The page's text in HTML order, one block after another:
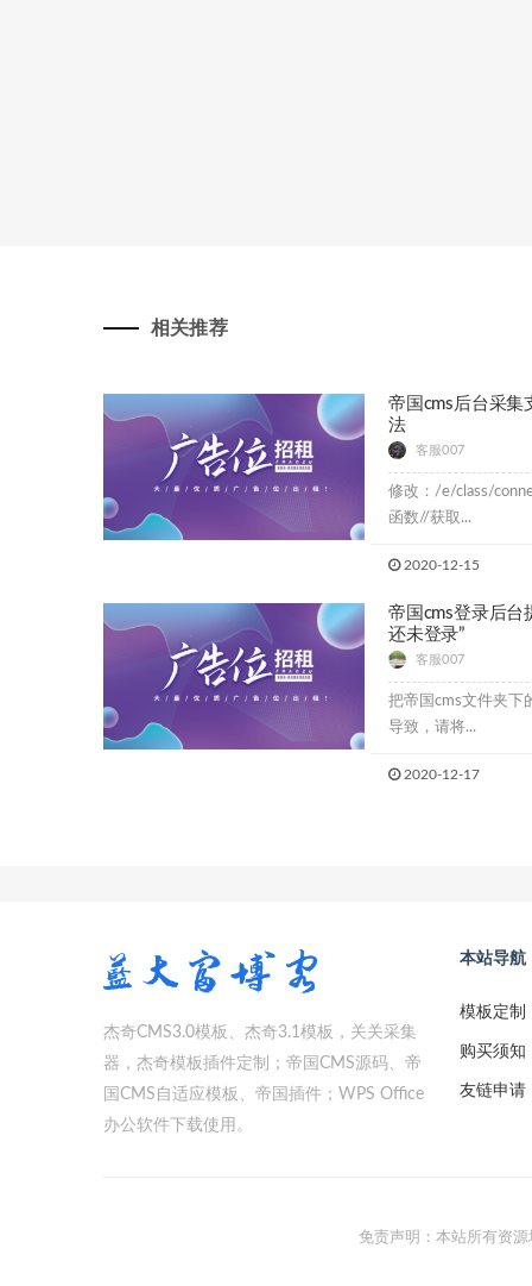
相关推荐
帝国cms后台采集
法
客服007
修改：/e/class/
函数//获取...
2020-12-15
帝国cms登录后台
还未登录”
客服007
把帝国cms文件夹下
导致，请将...
2020-12-17
杰奇CMS3.0模板、杰奇3.1模板，关关采集
器，杰奇模板插件定制；帝国CMS源码、帝
国CMS自适应模板、帝国插件；WPS Office
办公软件下载使用。
本站导航
模板定制
购买须知
友链申请
免责声明：本站所有资